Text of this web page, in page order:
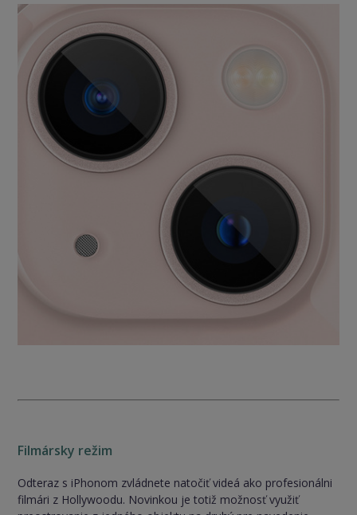
Filmársky režim
Odteraz s iPhonom zvládnete natočiť videá ako profesionálni
filmári z Hollywoodu. Novinkou je totiž možnosť využiť